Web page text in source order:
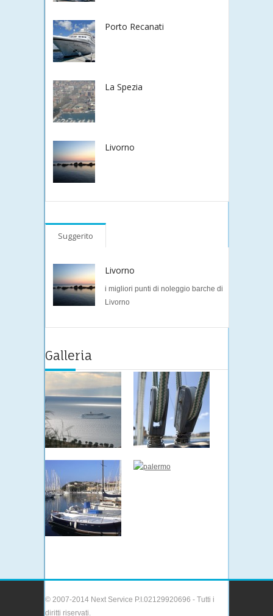
Porto Recanati
La Spezia
Livorno
Suggerito
Livorno
i migliori punti di noleggio barche di
Livorno
Galleria
© 2007-2014 Next Service P.I.02129920696 - Tutti i
diritti riservati.